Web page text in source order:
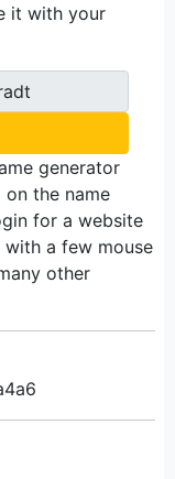
it with your
generator
on the name
for a website
a few mouse
other